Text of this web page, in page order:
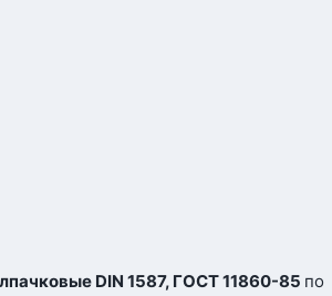
DIN 1587, ГОСТ 11860-85 по